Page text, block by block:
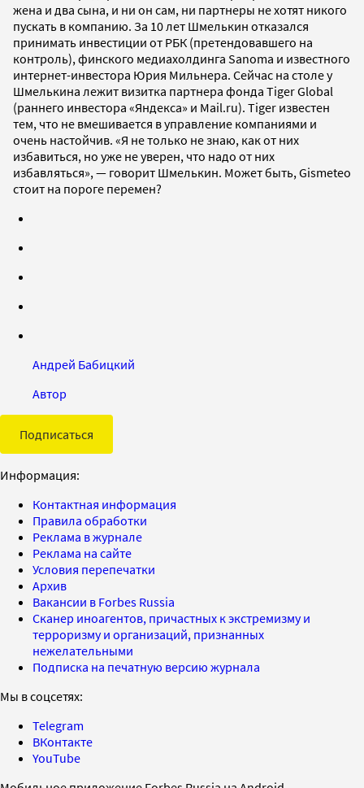
жена и два сына, и ни он сам, ни партнеры не хотят никого
пускать в компанию. За 10 лет Шмелькин отказался
принимать инвестиции от РБК (претендовавшего на
контроль), финского медиахолдинга Sanoma и известного
интернет-инвестора Юрия Мильнера. Сейчас на столе у
Шмелькина лежит визитка партнера фонда Tiger Global
(раннего инвестора «Яндекса» и Mail.ru). Tiger известен
тем, что не вмешивается в управление компаниями и
очень настойчив. «Я не только не знаю, как от них
избавиться, но уже не уверен, что надо от них
избавляться», — говорит Шмелькин. Может быть, Gismeteo
стоит на пороге перемен?
Андрей Бабицкий
Автор
Подписаться
Информация:
Контактная информация
Правила обработки
Реклама в журнале
Реклама на сайте
Условия перепечатки
Архив
Вакансии в Forbes Russia
Сканер иноагентов, причастных к экстремизму и
терроризму и организаций, признанных
нежелательными
Подписка на печатную версию журнала
Мы в соцсетях:
Telegram
ВКонтакте
YouTube